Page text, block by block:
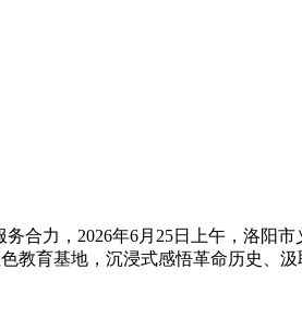
合力，2026年6月25日上午，洛阳
教育基地，沉浸式感悟革命历史、汲